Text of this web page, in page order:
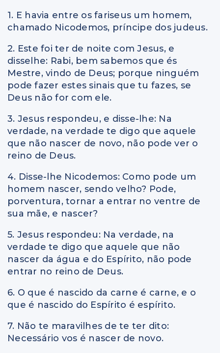
1. E havia entre os fariseus um homem,
chamado Nicodemos, príncipe dos judeus.
2. Este foi ter de noite com Jesus, e
disselhe: Rabi, bem sabemos que és
Mestre, vindo de Deus; porque ninguém
pode fazer estes sinais que tu fazes, se
Deus não for com ele.
3. Jesus respondeu, e disse-lhe: Na
verdade, na verdade te digo que aquele
que não nascer de novo, não pode ver o
reino de Deus.
4. Disse-lhe Nicodemos: Como pode um
homem nascer, sendo velho? Pode,
porventura, tornar a entrar no ventre de
sua mãe, e nascer?
5. Jesus respondeu: Na verdade, na
verdade te digo que aquele que não
nascer da água e do Espírito, não pode
entrar no reino de Deus.
6. O que é nascido da carne é carne, e o
que é nascido do Espírito é espírito.
7. Não te maravilhes de te ter dito:
Necessário vos é nascer de novo.